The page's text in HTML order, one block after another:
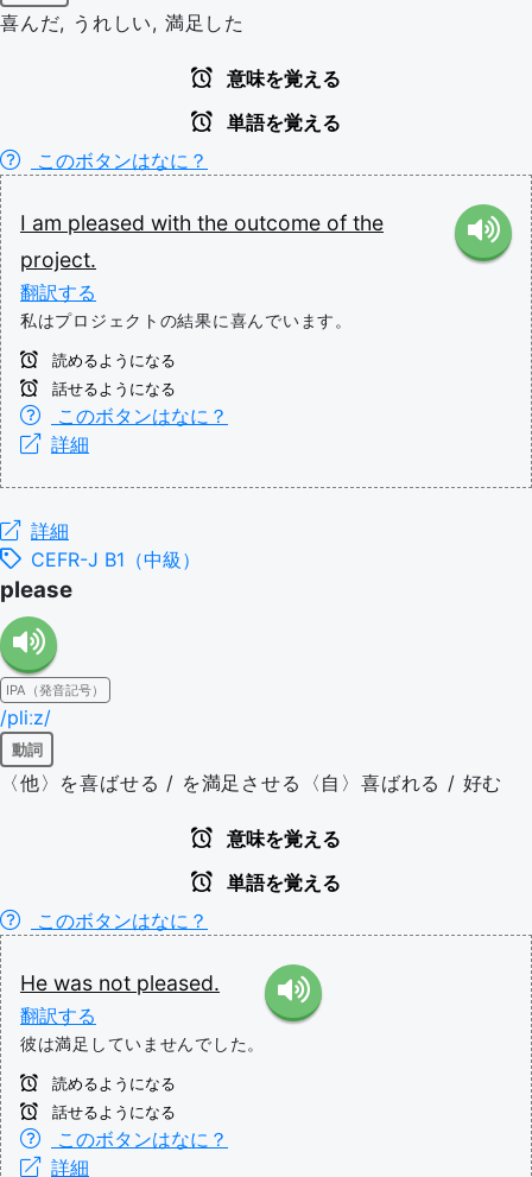
喜んだ, うれしい, 満足した
意味を覚える
単語を覚える
このボタンはなに？
I am pleased with the outcome of the
project.
翻訳する
私はプロジェクトの結果に喜んでいます。
読めるようになる
話せるようになる
このボタンはなに？
詳細
詳細
CEFR-J B1（中級）
please
IPA（発音記号）
/pliːz/
動詞
〈他〉を喜ばせる / を満足させる〈自〉喜ばれる / 好む
意味を覚える
単語を覚える
このボタンはなに？
He was not pleased.
翻訳する
彼は満足していませんでした。
読めるようになる
話せるようになる
このボタンはなに？
詳細